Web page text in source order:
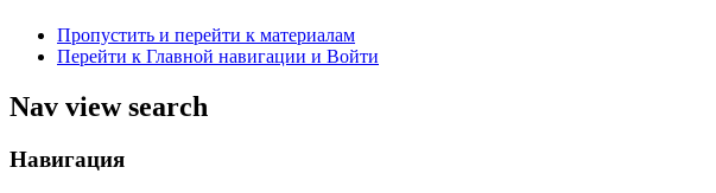
Пропустить и перейти к материалам
Перейти к Главной навигации и Войти
Nav view search
Навигация